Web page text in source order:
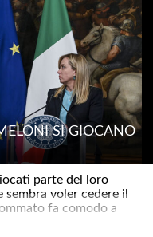
SI GIOCANO
parte del loro
sembra voler cedere il
fa comodo a